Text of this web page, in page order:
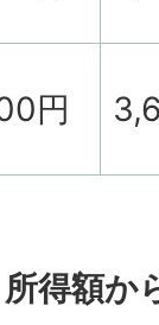
円
得額か